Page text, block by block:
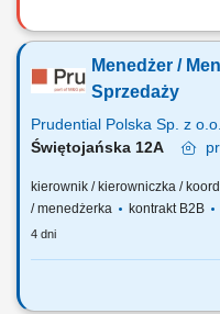
Zadania: Budowanie i rozwój
sprzedażowych; Inspirowanie
opartych na wspólnych
Menedżer /
Sprzedaży
Prudential Polska Sp. z o.o.
Świętojańska 12A
kierownik / kierowniczka /
/ menedżerka
kontrakt B2B
4 dni
Twój zakres obowiązków: